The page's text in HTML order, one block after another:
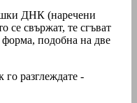
ДНК (наречени
свържат, те сгъват
форма, подобна на две
разглеждате -